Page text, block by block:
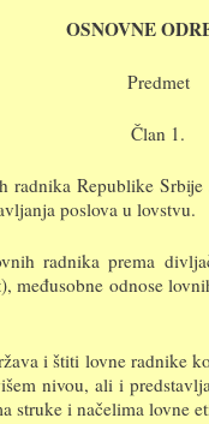
OSNOVNE
Predmet
Član 1.
radnika Republike
poslova u lovstvu.
radnika prema
međusobne odnose
i štiti lovne radnike
nivou, ali i
struke i načelima lovne